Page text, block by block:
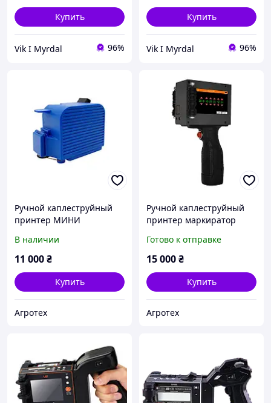
Купить
Vik I Myrdal 96%
Купить
Vik I Myrdal 96%
Ручной каплеструйный
принтер МИНИ
В наличии
11 000₴
Купить
Агротех
Ручной каплеструйный
принтер маркиратор
Готово к отправке
15 000₴
Купить
Агротех